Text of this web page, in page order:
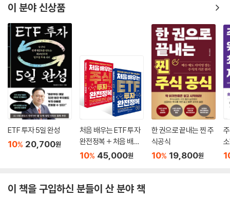
이 분야 신상품
ETF 투자 5일 완성
10% 20,700원
처음 배우는 ETF 투자
완전정복 + 처음 배우
는 주식 투자 완전정복
10% 45,000원
한 권으로 끝내는 찐 주
식공식
10% 19,800원
이 책을 구입하신 분들이 산 분야 책